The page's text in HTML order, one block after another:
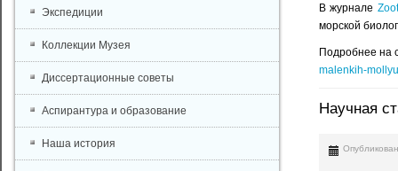
В журнале
морской
Подробнее на
malenkih-
Научная
Экспедиции
Коллекции Музея
Диссертационные советы
Аспирантура и образование
Наша история